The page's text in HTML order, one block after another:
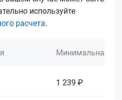
используйте
расчета.
Минимальная
1 239 ₽